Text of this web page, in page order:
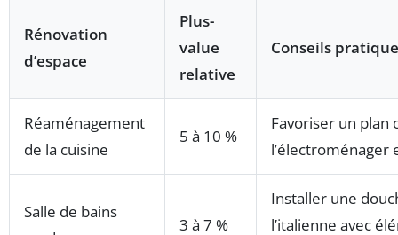
Rénovation
d’espace
Plus-
value
relative
Conseils
Réaménagement
de la cuisine
5 à 10 %
Favoriser un plan
l’électroménager
Salle de bains
3 à 7 %
Installer une
l’italienne avec